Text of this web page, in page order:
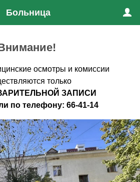
Больница
осмотры и комиссии
только
Й ЗАПИСИ
по телефону: 66-41-14